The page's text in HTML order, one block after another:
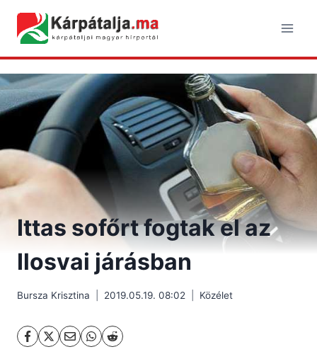
content
Ittas sofőrt fogtak el az
Ilosvai járásban
Bursza Krisztina 2019.05.19. 08:02 Közélet